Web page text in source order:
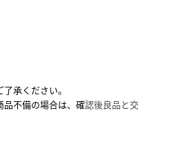
承ください。
品不備の場合は、確認後良品と交